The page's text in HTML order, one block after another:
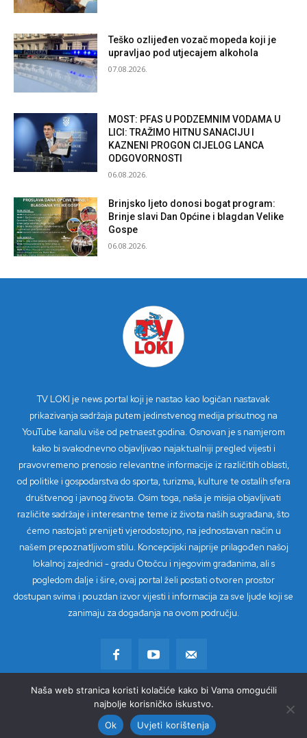
Teško ozlijeđen vozač mopeda koji je
upravljao pod utjecajem alkohola
07.08.2026.
MOST: PFAS U PODZEMNIM VODAMA U
LICI: TRAŽIMO HITNU SANACIJU I
KAZNENI PROGON CIJELOG LANCA
ODGOVORNOSTI
06.08.2026.
Brinjsko ljeto donosi bogat program:
Brinje slavi Dan Općine i blagdan Velike
Gospe
06.08.2026.
TV LOKI je news portal koji je nastao kao logičan nastavak
prikazivanja sadržaja putem jedinstvenog medija prisutnog na
YouTube kanalu više od petnaest godina. Osnovan je s namjerom
kako bi svakodnevno objavljivao najaktualniji pregled vijesti i
pravovremeno prenosio relevantne informacije iz različitih oblasti,
od politike i gospodarstva do sporta, turizma, kulture te ostalih sfera
društvenog i javnog života. Osim toga, naša je misija objavljivati
različite sadržaje i interesantne teme iz života naših sugrađana, što
ćemo nastojati prenijeti vjerodostojno, na jednostavan način u
našem prepoznatljivom stilu. Koncepcijski najprije prilagođen našoj
lokalnoj zajednici - gradu Otočcu i njegovim građanima, ali s
pogledom dalje i šire, ovaj portal želi postati otvoren prostor
dostupan svima i pouzdan izvor vijesti i informacija za sve ljude koji se
zanimaju za događanja na ovom području.
© Copyright 2023 - TV Loki
Kontakt Impressum Uvjeti korištenja
Naša web stranica koristi kolačiće kako bi Vama omogućili
najbolje korisničko iskustvo.
Ok
Uvjeti korištenja